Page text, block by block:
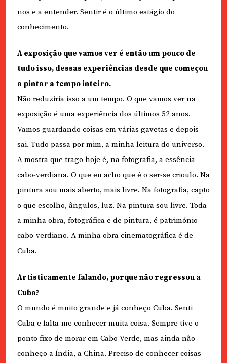
nos e a entender. Sentir é o último estágio do
conhecimento.
A exposição que vamos ver é então um pouco de
tudo isso, dessas experiências desde que começou
a pintar a tempo inteiro.
Não reduziria isso a um tempo. O que vamos ver na
exposição é uma experiência dos últimos 52 anos.
Vamos guardando coisas em várias gavetas e depois
sai. Tudo passa por mim, a minha leitura do universo.
A mostra que trago hoje é, na fotografia, a essência
cabo-verdiana. O que eu acho que é o ser-se crioulo. Na
pintura sou mais aberto, mais livre. Na fotografia, capto
o que escolho, ângulos, luz. Na pintura sou livre. Toda
a minha obra, fotográfica e de pintura, é património
cabo-verdiano. A minha obra cinematográfica é de
Cuba.
Artisticamente falando, porque não regressou a
Cuba?
O mundo é muito grande e já conheço Cuba. Senti
Cuba e falta-me conhecer muita coisa. Sempre tive o
ponto fixo de morar em Cabo Verde, mas ainda não
conheço a Índia, a China. Preciso de conhecer coisas